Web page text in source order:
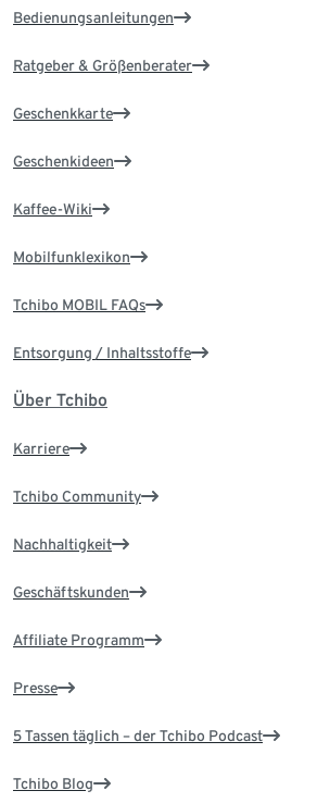
Bedienungsanleitungen
Ratgeber & Größenberater
Geschenkkarte
Geschenkideen
Kaffee-Wiki
Mobilfunklexikon
Tchibo MOBIL FAQs
Entsorgung / Inhaltsstoffe
Über Tchibo
Karriere
Tchibo Community
Nachhaltigkeit
Geschäftskunden
Affiliate Programm
Presse
5 Tassen täglich – der Tchibo Podcast
Tchibo Blog